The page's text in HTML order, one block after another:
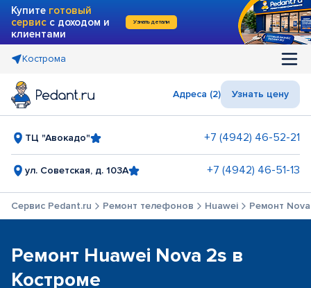
Купите готовый
сервис с доходом и
клиентами
Узнать детали
Кострома
Адреса (2) Узнать цену
ТЦ "Авокадо" +7 (4942) 46-52-21
ул. Советская, д. 103А +7 (4942) 46-51-13
Сервис Pedant.ru Ремонт телефонов Huawei Ремонт
Ремонт Huawei Nova 2s в
Костроме